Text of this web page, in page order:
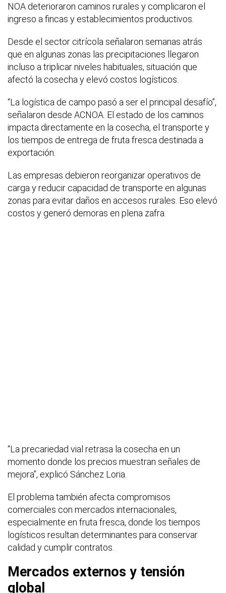
NOA deterioraron caminos rurales y complicaron el
ingreso a fincas y establecimientos productivos.
Desde el sector citrícola señalaron semanas atrás
que en algunas zonas las precipitaciones llegaron
incluso a triplicar niveles habituales, situación que
afectó la cosecha y elevó costos logísticos.
“La logística de campo pasó a ser el principal desafío”,
señalaron desde ACNOA. El estado de los caminos
impacta directamente en la cosecha, el transporte y
los tiempos de entrega de fruta fresca destinada a
exportación.
Las empresas debieron reorganizar operativos de
carga y reducir capacidad de transporte en algunas
zonas para evitar daños en accesos rurales. Eso elevó
costos y generó demoras en plena zafra.
“La precariedad vial retrasa la cosecha en un
momento donde los precios muestran señales de
mejora”, explicó Sánchez Loria.
El problema también afecta compromisos
comerciales con mercados internacionales,
especialmente en fruta fresca, donde los tiempos
logísticos resultan determinantes para conservar
calidad y cumplir contratos.
Mercados externos y tensión
global